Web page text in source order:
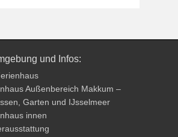
und Infos:
Außenbereich Makkum –
Garten und IJsselmeer
innen